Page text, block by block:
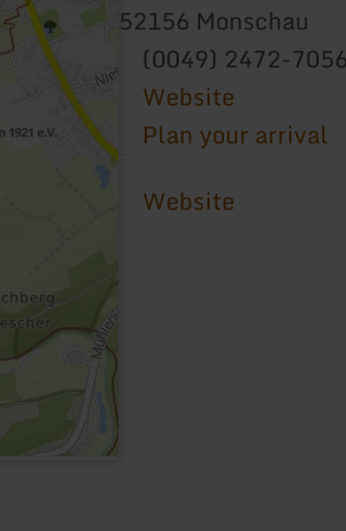
52156 Monschau
(0049) 2472-
Website
Plan your arrival
Website